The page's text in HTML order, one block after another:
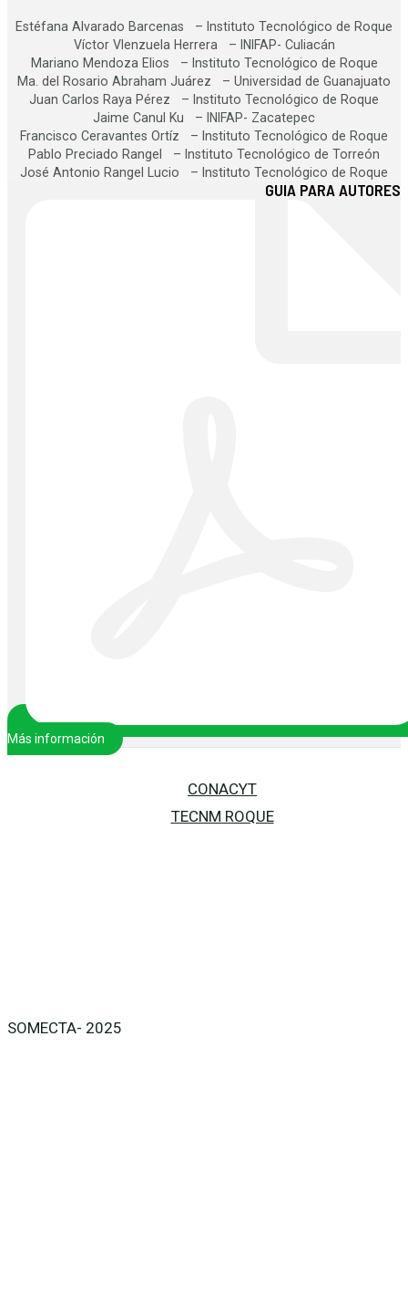
Estéfana Alvarado Barcenas – Instituto Tecnológico de Roque
Víctor Vlenzuela Herrera – INIFAP- Culiacán
Mariano Mendoza Elios – Instituto Tecnológico de Roque
Ma. del Rosario Abraham Juárez – Universidad de Guanajuato
Juan Carlos Raya Pérez – Instituto Tecnológico de Roque
Jaime Canul Ku – INIFAP- Zacatepec
Francisco Ceravantes Ortíz – Instituto Tecnológico de Roque
Pablo Preciado Rangel – Instituto Tecnológico de Torreón
José Antonio Rangel Lucio – Instituto Tecnológico de Roque
GUIA PARA AUTORES
Más información
CONACYT
TECNM ROQUE
SOMECTA- 2025